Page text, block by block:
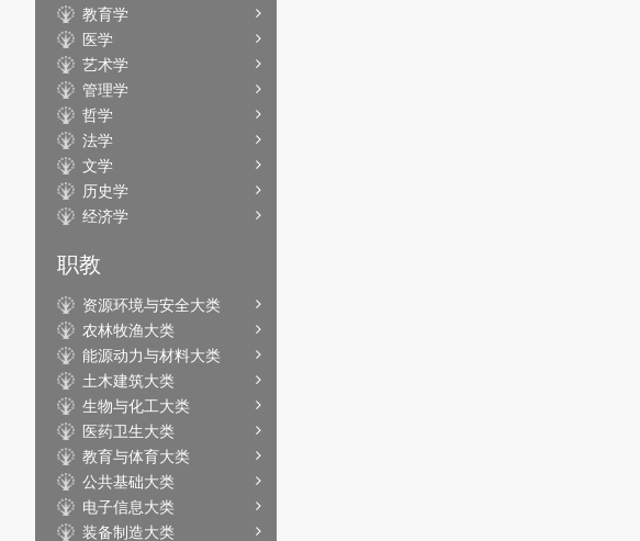
教育学
医学
艺术学
管理学
哲学
法学
文学
历史学
经济学
职教
资源环境与安全大类
农林牧渔大类
能源动力与材料大类
土木建筑大类
生物与化工大类
医药卫生大类
教育与体育大类
公共基础大类
电子信息大类
装备制造大类